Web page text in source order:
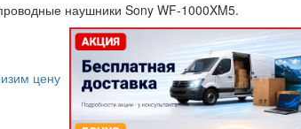
наушники Sony WF-1000XM5.
цену